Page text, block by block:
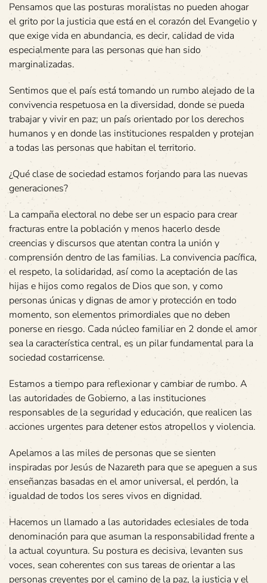
Pensamos que las posturas moralistas no pueden ahogar
el grito por la justicia que está en el corazón del Evangelio y
que exige vida en abundancia, es decir, calidad de vida
especialmente para las personas que han sido
marginalizadas.
Sentimos que el país está tomando un rumbo alejado de la
convivencia respetuosa en la diversidad, donde se pueda
trabajar y vivir en paz; un país orientado por los derechos
humanos y en donde las instituciones respalden y protejan
a todas las personas que habitan el territorio.
¿Qué clase de sociedad estamos forjando para las nuevas
generaciones?
La campaña electoral no debe ser un espacio para crear
fracturas entre la población y menos hacerlo desde
creencias y discursos que atentan contra la unión y
comprensión dentro de las familias. La convivencia pacífica,
el respeto, la solidaridad, así como la aceptación de las
hijas e hijos como regalos de Dios que son, y como
personas únicas y dignas de amor y protección en todo
momento, son elementos primordiales que no deben
ponerse en riesgo. Cada núcleo familiar en 2 donde el amor
sea la característica central, es un pilar fundamental para la
sociedad costarricense.
Estamos a tiempo para reflexionar y cambiar de rumbo. A
las autoridades de Gobierno, a las instituciones
responsables de la seguridad y educación, que realicen las
acciones urgentes para detener estos atropellos y violencia.
Apelamos a las miles de personas que se sienten
inspiradas por Jesús de Nazareth para que se apeguen a sus
enseñanzas basadas en el amor universal, el perdón, la
igualdad de todos los seres vivos en dignidad.
Hacemos un llamado a las autoridades eclesiales de toda
denominación para que asuman la responsabilidad frente a
la actual coyuntura. Su postura es decisiva, levanten sus
voces, sean coherentes con sus tareas de orientar a las
personas creyentes por el camino de la paz, la justicia y el